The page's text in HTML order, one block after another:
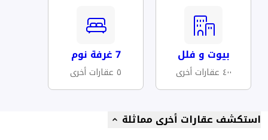
بيوت و فلل
٤٠٠ عقارات أخرى
7 غرفة نوم
٥ عقارات أخرى
استكشف عقارات أخرى مماثلة